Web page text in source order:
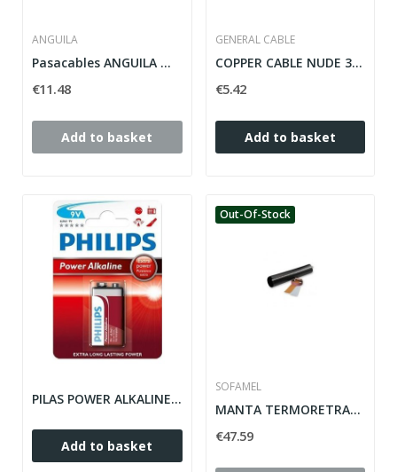
ANGUILA
Pasacables ANGUILA MAX 4mm nylon salmón 21m
€11.48
Add to basket
GENERAL CABLE
COPPER CABLE NUDE 35 MM FOR TAKE EARTH
€5.42
Add to basket
PILAS POWER ALKALINE 9V PHILIPS
Add to basket
Out-Of-Stock
SOFAMEL
MANTA TERMORETRACTIL DERIVACION CON ADHESIVO...
€47.59